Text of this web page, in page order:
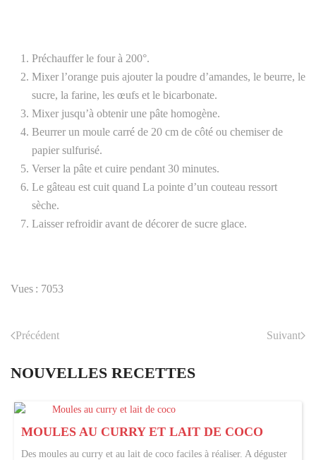
Préchauffer le four à 200°.
Mixer l’orange puis ajouter la poudre d’amandes, le beurre, le
sucre, la farine, les œufs et le bicarbonate.
Mixer jusqu’à obtenir une pâte homogène.
Beurrer un moule carré de 20 cm de côté ou chemiser de
papier sulfurisé.
Verser la pâte et cuire pendant 30 minutes.
Le gâteau est cuit quand La pointe d’un couteau ressort
sèche.
Laisser refroidir avant de décorer de sucre glace.
Vues : 7053
Précédent Suivant
NOUVELLES RECETTES
MOULES AU CURRY ET LAIT DE COCO
Des moules au curry et au lait de coco faciles à réaliser. A déguster